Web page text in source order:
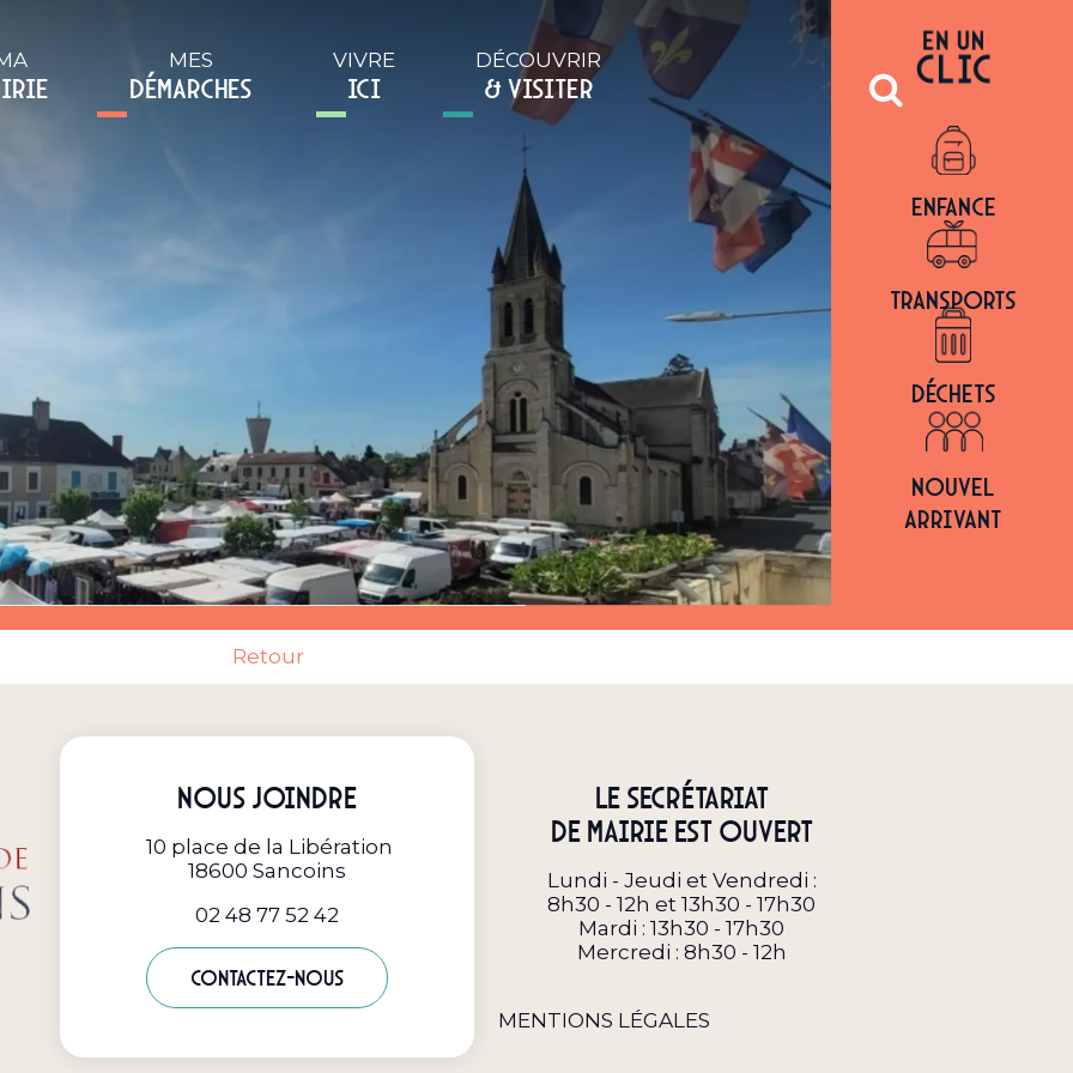
MES
DÉMARCHES
VIVRE
ICI
DÉCOUVRIR
& VISITER
Enfance
Transports
Déchets
Nouvel
arrivant
Retour
Nous joindre
10 place de la Libération
18600 Sancoins
02 48 77 52 42
Contactez-nous
Le secrétariat
de Mairie est ouvert
Lundi - Jeudi et Vendredi :
8h30 - 12h et 13h30 - 17h30
Mardi : 13h30 - 17h30
Mercredi : 8h30 - 12h
MENTIONS LÉGALES